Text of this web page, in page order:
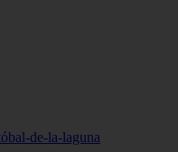
de-la-laguna